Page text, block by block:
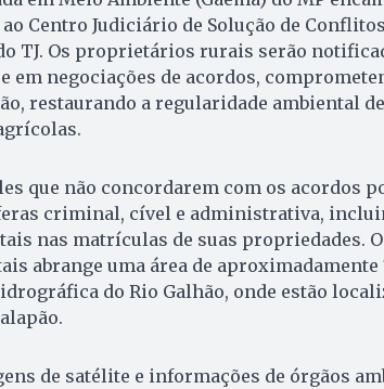
Centro Judiciário de Solução de
TJ. Os proprietários rurais serão
em negociações de acordos,
restaurando a regularidade ambiental
que não concordarem com os acordos
criminal, cível e administrativa,
nas matrículas de suas propriedades.
abrange uma área de aproximadamente
do Rio Galhão, onde estão
de satélite e informações de órgãos